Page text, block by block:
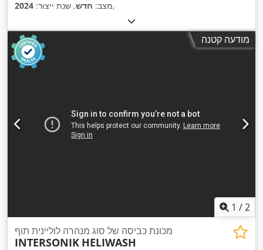
מצב: חדש, שנת ייצור: 2024 ,
מודעה קטנה
1 /2
מכונת כביסה של סוג מנהרה לוליינית תוף
INTERSONIK HELIWASH